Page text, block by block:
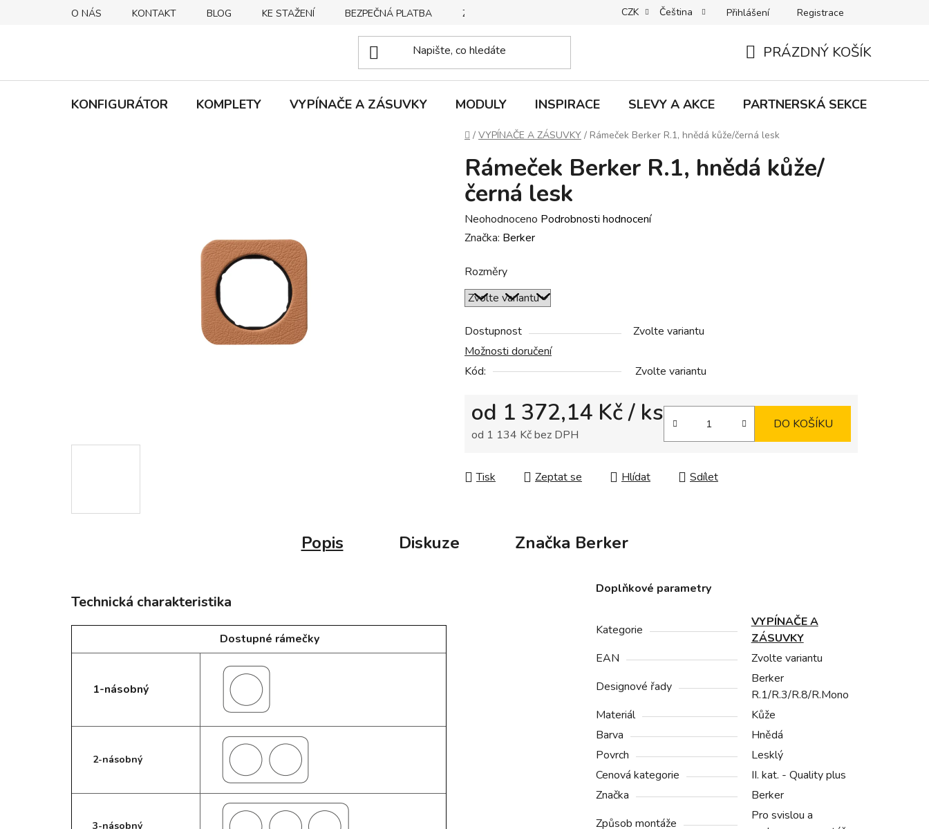
O NÁS KONTAKT BLOG KE STAŽENÍ BEZPEČNÁ PLATBA ZPŮSOBY DORUČENÍ REKLAMACE | VRÁCENÍ | VÝMĚNA ZBOŽÍ B2C VŠEOBECNÉ
CZK Čeština Přihlášení Registrace
KOŠÍK
PRÁZDNÝ KOŠÍK
KONFIGURÁTOR KOMPLETY VYPÍNAČE A ZÁSUVKY MODULY INSPIRACE SLEVY A AKCE PARTNERSKÁ SEKCE
Domů
/ VYPÍNAČE A ZÁSUVKY / Rámeček Berker R.1, hnědá kůže/černá lesk
Rámeček Berker R.1, hnědá kůže/
černá lesk
Průměrné
hodnocení
je
0,0
z
5
hvězdiček.
Neohodnoceno Podrobnosti hodnocení
Značka: Berker
Rozměry
Dostupnost
Zvolte variantu
Možnosti doručení
Kód:
Zvolte variantu
od 1 372,14 Kč/ ks
od 1 134 Kčbez DPH
DO KOŠÍKU
Tisk Zeptat se Hlídat Sdílet
Popis Diskuze Značka Berker
Technická charakteristika
Dostupné rámečky
1-násobný
2-násobný
3-násobný
Doplňkové parametry
Kategorie
VYPÍNAČE A
ZÁSUVKY
EAN
Zvolte variantu
Designové řady
Berker
R.1/R.3/R.8/R.Mono
Materiál
Kůže
Barva
Hnědá
Povrch
Lesklý
Cenová kategorie
II. kat. - Quality plus
Značka
Berker
Způsob montáže
Pro svislou a